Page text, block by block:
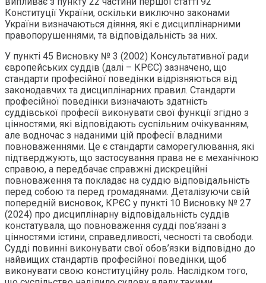
Конституції України, оскільки виключно законами
України визначаються діяння, які є дисциплінарними
правопорушеннями, та відповідальність за них.
У пункті 45 Висновку № 3 (2002) Консультативної ради
європейських суддів (далі – КРЄС) зазначено, що
стандарти професійної поведінки відрізняються від
законодавчих та дисциплінарних правил. Стандарти
професійної поведінки визначають здатність
суддівської професії виконувати свої функції згідно з
цінностями, які відповідають суспільним очікуванням,
але водночас з наданими цій професії владними
повноваженнями. Це є стандарти саморегулювання, які
підтверджують, що застосування права не є механічною
справою, а передбачає справжні дискреційні
повноваження та покладає на суддю відповідальність
перед собою та перед громадянами. Деталізуючи свій
попередній висновок, КРЄС у пункті 10 Висновку № 27
(2024) про дисциплінарну відповідальність суддів
констатувала, що повноваження судді пов’язані з
цінностями істини, справедливості, чесності та свободи.
Судді повинні виконувати свої обов’язки відповідно до
найвищих стандартів професійної поведінки, щоб
виконувати свою конституційну роль. Наслідком того,